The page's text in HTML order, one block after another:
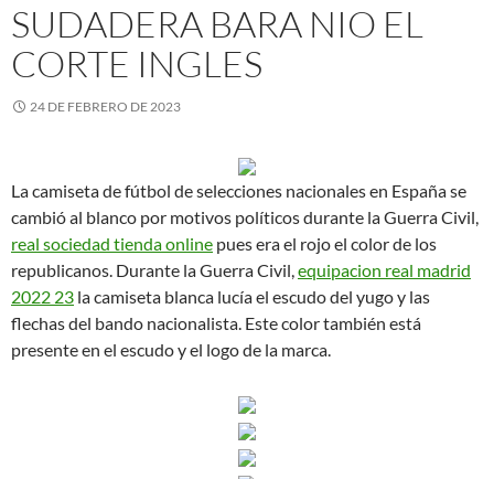
SUDADERA BARA NIO EL
CORTE INGLES
24 DE FEBRERO DE 2023
La camiseta de fútbol de selecciones nacionales en España se
cambió al blanco por motivos políticos durante la Guerra Civil,
real sociedad tienda online pues era el rojo el color de los
republicanos. Durante la Guerra Civil,equipacion real madrid
2022 23 la camiseta blanca lucía el escudo del yugo y las
flechas del bando nacionalista. Este color también está
presente en el escudo y el logo de la marca.